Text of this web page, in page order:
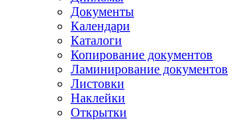
Документы
Календари
Каталоги
Копирование документов
Ламинирование документов
Листовки
Наклейки
Открытки